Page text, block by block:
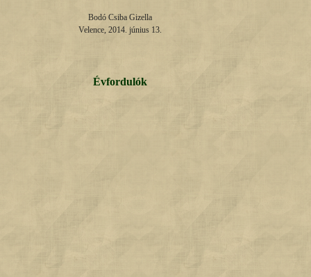
Bodó Csiba Gizella
Velence, 2014. június 13.
Évfordulók